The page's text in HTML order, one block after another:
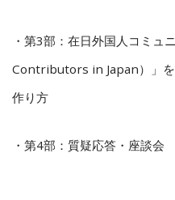
・第3部： 在日外国人コミュ
Contributors in Japan）」
作り方
・第4部：質疑応答・座談会